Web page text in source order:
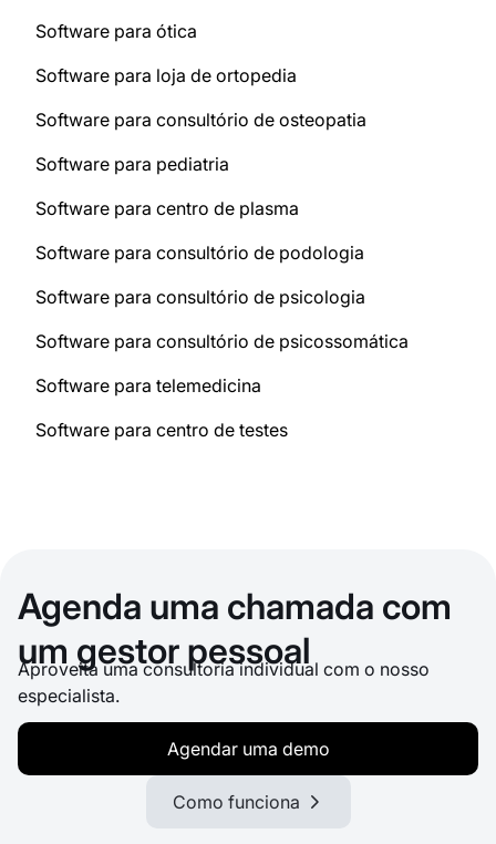
Software para ótica
Software para loja de ortopedia
Software para consultório de osteopatia
Software para pediatria
Software para centro de plasma
Software para consultório de podologia
Software para consultório de psicologia
Software para consultório de psicossomática
Software para telemedicina
Software para centro de testes
Agenda uma chamada com
um gestor pessoal
Aproveita uma consultoria individual com o nosso
especialista.
Agendar uma demo
Como funciona